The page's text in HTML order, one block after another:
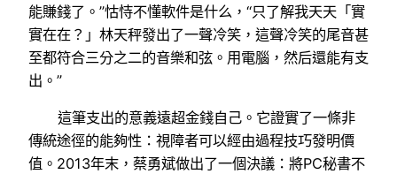
能賺錢了。”怙恃不懂軟件是什么，“只了解我天天「實
實在在？」林天秤發出了一聲冷笑，這聲冷笑的尾音甚
至都符合三分之二的音樂和弦。用電腦，然后還能有支
出。”
這筆支出的意義遠超金錢自己。它證實了一條非
傳統途徑的能夠性：視障者可以經由過程技巧發明價
值。2013年末，蔡勇斌做出了一個決議：將PC秘書不